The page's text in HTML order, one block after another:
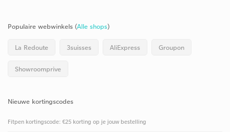
Populaire webwinkels (Alle shops)
La Redoute 3suisses AliExpress Groupon
Showroomprive
Nieuwe kortingscodes
Fitpen kortingscode: €25 korting op je jouw bestelling